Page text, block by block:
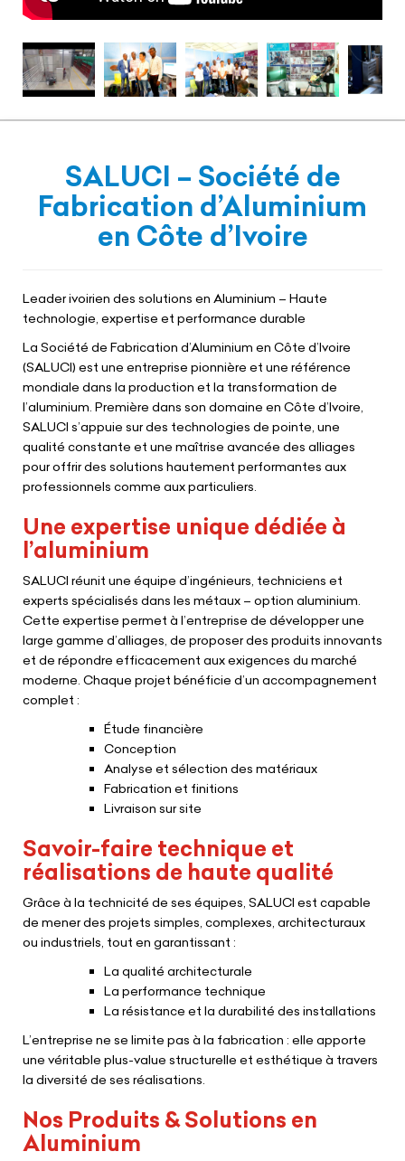
SALUCI – Société de
Fabrication d’Aluminium
en Côte d’Ivoire
Leader ivoirien des solutions en Aluminium – Haute
technologie, expertise et performance durable
La Société de Fabrication d’Aluminium en Côte d’Ivoire
(SALUCI) est une entreprise pionnière et une référence
mondiale dans la production et la transformation de
l’aluminium. Première dans son domaine en Côte d’Ivoire,
SALUCI s’appuie sur des technologies de pointe, une
qualité constante et une maîtrise avancée des alliages
pour offrir des solutions hautement performantes aux
professionnels comme aux particuliers.
Une expertise unique dédiée à
l’aluminium
SALUCI réunit une équipe d’ingénieurs, techniciens et
experts spécialisés dans les métaux – option aluminium.
Cette expertise permet à l’entreprise de développer une
large gamme d’alliages, de proposer des produits innovants
et de répondre efficacement aux exigences du marché
moderne. Chaque projet bénéficie d’un accompagnement
complet :
Étude financière
Conception
Analyse et sélection des matériaux
Fabrication et finitions
Livraison sur site
Savoir-faire technique et
réalisations de haute qualité
Grâce à la technicité de ses équipes, SALUCI est capable
de mener des projets simples, complexes, architecturaux
ou industriels, tout en garantissant :
La qualité architecturale
La performance technique
La résistance et la durabilité des installations
L’entreprise ne se limite pas à la fabrication : elle apporte
une véritable plus-value structurelle et esthétique à travers
la diversité de ses réalisations.
Nos Produits & Solutions en
Aluminium